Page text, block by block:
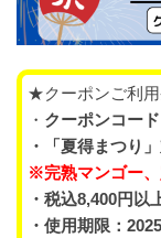
★クーポンご利
・ クーポンコード
・「夏得まつり
※完熟マンゴー、
・税込8,400円以
・使用期限：